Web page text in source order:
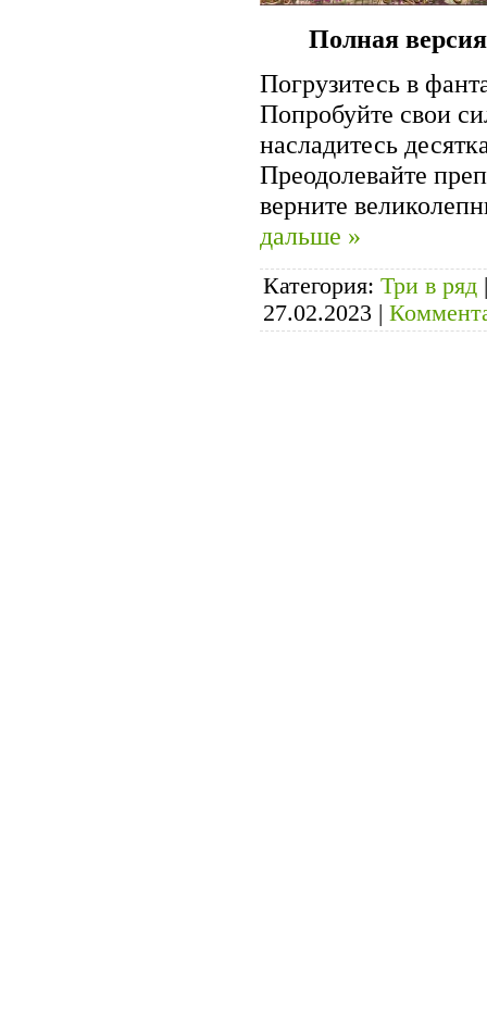
Полная
Погрузитесь в
Попробуйте свои
насладитесь
Преодолевайте
верните
дальше »
Категория: Три в ряд
27.02.2023 |